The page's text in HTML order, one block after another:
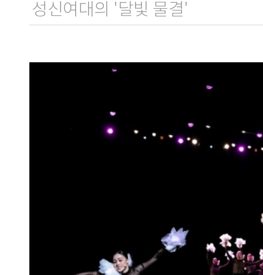
성신여대의 '달빛 물결'